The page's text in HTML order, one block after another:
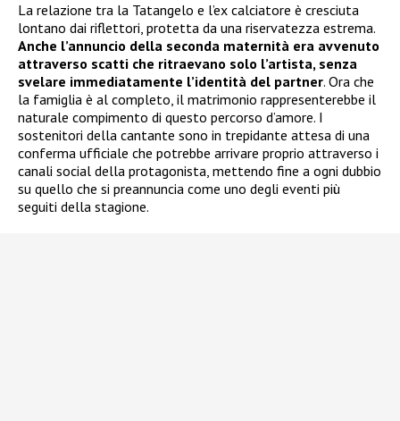
La relazione tra la Tatangelo e l’ex calciatore è cresciuta
lontano dai riflettori, protetta da una riservatezza estrema.
Anche l’annuncio della seconda maternità era avvenuto
attraverso scatti che ritraevano solo l’artista, senza
svelare immediatamente l’identità del partner. Ora che
la famiglia è al completo, il matrimonio rappresenterebbe il
naturale compimento di questo percorso d’amore. I
sostenitori della cantante sono in trepidante attesa di una
conferma ufficiale che potrebbe arrivare proprio attraverso i
canali social della protagonista, mettendo fine a ogni dubbio
su quello che si preannuncia come uno degli eventi più
seguiti della stagione.